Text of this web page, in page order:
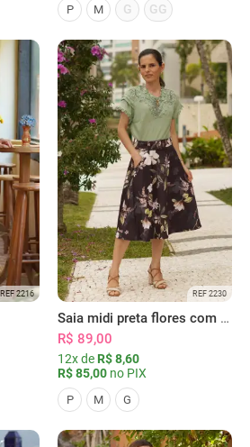
P M G GG
REF 2216 REF 2230
Saia midi preta flores com bolsos
R$ 89,00
12x de R$ 8,60
R$ 85,00 no PIX
P M G